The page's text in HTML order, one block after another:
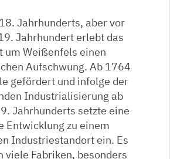
Jahrhunderts, aber vor
Jahrhundert erlebt das
um Weißenfels einen
Aufschwung. Ab 1764
gefördert und infolge der
Industrialisierung ab
Jahrhunderts setzte eine
Entwicklung zu einem
Industriestandort ein. Es
viele Fabriken, besonders